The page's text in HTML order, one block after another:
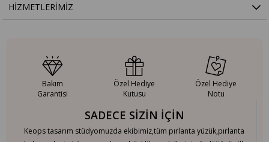
HIZMETLERIMIZ
SADECE SİZİN İÇİN
Keops tasarım stüdyomuzda ekibimiz,tüm pırlanta yüzük,pırlanta
Bakım
Garantisi
Özel Hediye
Kutusu
Özel Hediye
Notu